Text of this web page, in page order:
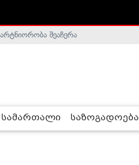
შეაჩერა
სამართალი საზოგადოება